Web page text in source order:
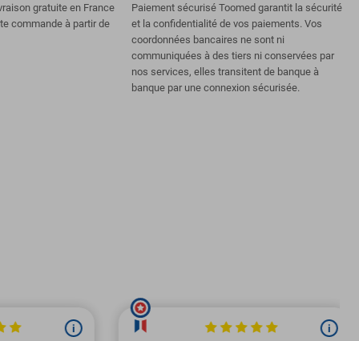
gratuite en France
commande à partir de
Paiement sécurisé Toomed garantit la sécurité
et la confidentialité de vos paiements. Vos
coordonnées bancaires ne sont ni
communiquées à des tiers ni conservées par
nos services, elles transitent de banque à
banque par une connexion sécurisée.